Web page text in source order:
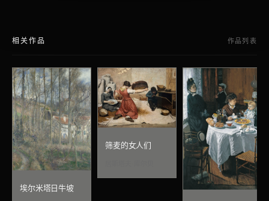
相关作品 作品列表
埃尔米塔日牛坡
筛麦的女人们